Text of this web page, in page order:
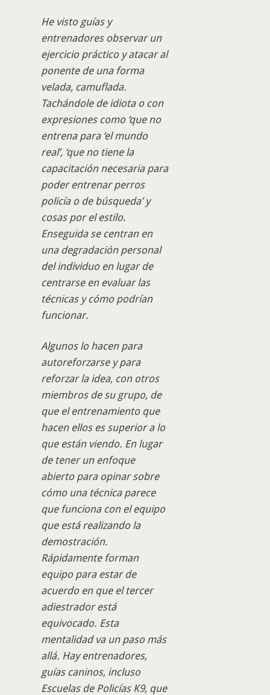
He visto guías y
entrenadores observar un
ejercicio práctico y atacar al
ponente de una forma
velada, camuflada.
Tachándole de idiota o con
expresiones como ‘que no
entrena para ‘el mundo
real’, ‘que no tiene la
capacitación necesaria para
poder entrenar perros
policía o de búsqueda’ y
cosas por el estilo.
Enseguida se centran en
una degradación personal
del individuo en lugar de
centrarse en evaluar las
técnicas y cómo podrían
funcionar.
Algunos lo hacen para
autoreforzarse y para
reforzar la idea, con otros
miembros de su grupo, de
que el entrenamiento que
hacen ellos es superior a lo
que están viendo. En lugar
de tener un enfoque
abierto para opinar sobre
cómo una técnica parece
que funciona con el equipo
que está realizando la
demostración.
Rápidamente forman
equipo para estar de
acuerdo en que el tercer
adiestrador está
equivocado. Esta
mentalidad va un paso más
allá. Hay entrenadores,
guías caninos, incluso
Escuelas de Policías K9, que